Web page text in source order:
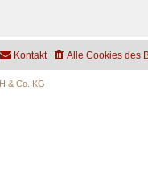
Alle Cookies des
Kontakt
& Co. KG